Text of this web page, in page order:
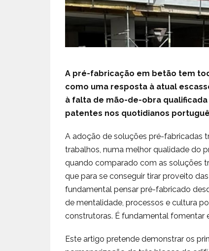
A pré-fabricação em betão tem
como uma resposta à atual
à falta de mão-de-obra
patentes nos quotidianos
A adoção de soluções pré-fabricadas
trabalhos, numa melhor qualidade do
quando comparado com as soluções
que para se conseguir tirar proveito
fundamental pensar pré-fabricado
de mentalidade, processos e cultura
construtoras. É fundamental fomentar
Este artigo pretende demonstrar os